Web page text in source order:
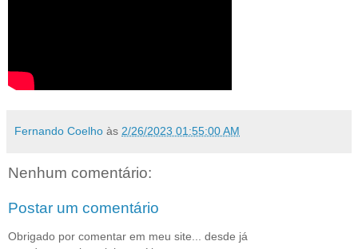
Fernando Coelho às 2/26/2023 01:55:00 AM
Nenhum comentário:
Postar um comentário
Obrigado por comentar em meu site... desde já